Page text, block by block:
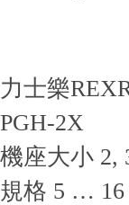
力士樂
PGH-2X
機座大小 2,
規格 5 … 16